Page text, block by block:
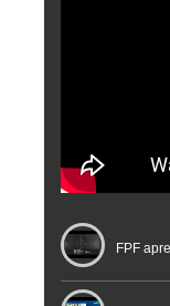
FPF